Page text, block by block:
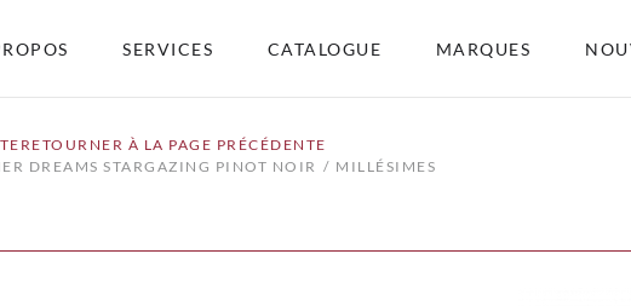
SERVICES CATALOGUE MARQUES
RETOURNER À LA PAGE PRÉCÉDENTE
DREAMS STARGAZING PINOT NOIR MILLÉSIMES